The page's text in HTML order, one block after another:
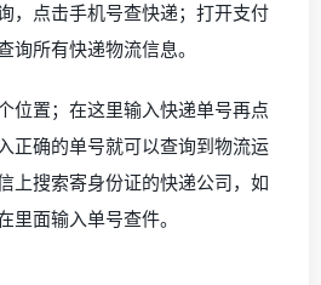
，点击手机号查快递；打开支付
询所有快递物流信息。
位置；在这里输入快递单号再点
正确的单号就可以查询到物流运
上搜索寄身份证的快递公司，如
里面输入单号查件。